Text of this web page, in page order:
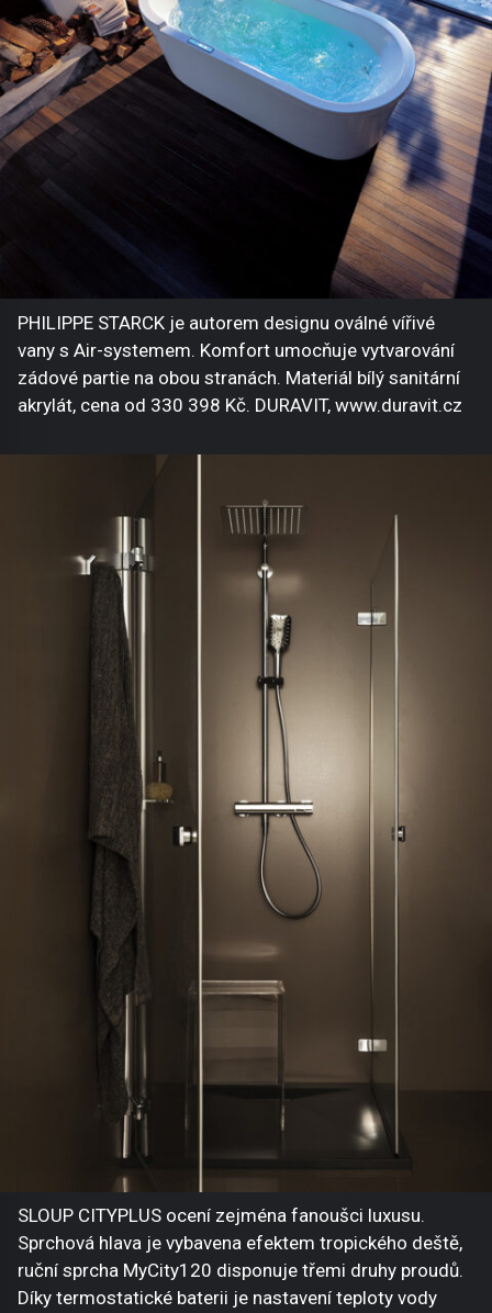
PHILIPPE STARCK je autorem designu oválné vířivé
vany s Air-systemem. Komfort umocňuje vytvarování
zádové partie na obou stranách. Materiál bílý sanitární
akrylát, cena od 330 398 Kč. DURAVIT, www.duravit.cz
SLOUP CITYPLUS ocení zejména fanoušci luxusu.
Sprchová hlava je vybavena efektem tropického deště,
ruční sprcha MyCity120 disponuje třemi druhy proudů.
Díky termostatické baterii je nastavení teploty vody